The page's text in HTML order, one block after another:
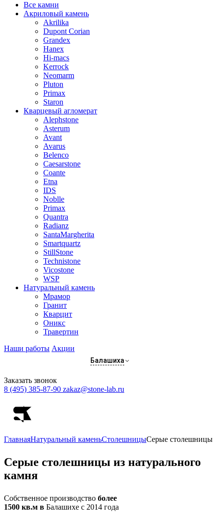
Все камни
Акриловый камень
Akrilika
Dupont Corian
Grandex
Hanex
Hi-macs
Kerrock
Neomarm
Pluton
Primax
Staron
Кварцевый агломерат
Alephstone
Asterum
Avant
Avarus
Belenco
Caesarstone
Coante
Etna
IDS
Noblle
Primax
Quantra
Radianz
SantaMargherita
Smartquartz
StillStone
Technistone
Vicostone
WSP
Натуральный камень
Мрамор
Гранит
Кварцит
Оникс
Травертин
Наши работы Акции
Балашиха
Заказать звонок
8 (495) 385-87-90 zakaz@stone-lab.ru
ГлавнаяНатуральный каменьСтолешницыСерые столешницы
Серые столешницы из натурального
камня
Собственное производство более
1500 кв.м в Балашихе с 2014 года